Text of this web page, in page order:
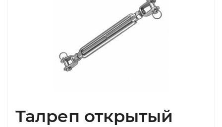
Талреп открытый